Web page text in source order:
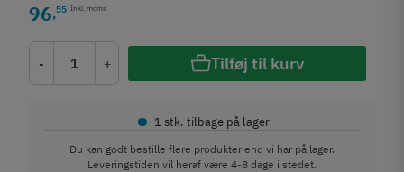
96,55 Inkl. moms
- + Tilføj til kurv
• 1 stk. tilbage på lager
Du kan godt bestille flere produkter end vi har på lager.
Leveringstiden vil heraf være 4-8 dage i stedet.